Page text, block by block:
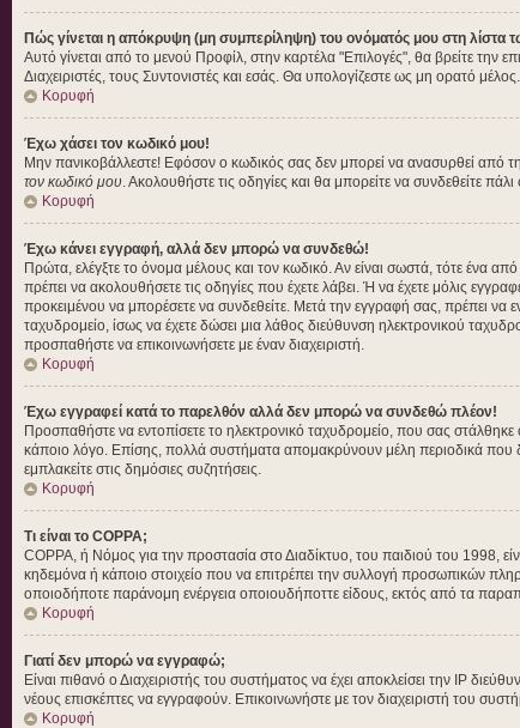
Πώς γίνεται η απόκρυψη (μη συμπερίληψη) του ονόματός μου στη λίστα
Αυτό γίνεται από το μενού Προφίλ, στην καρτέλα "Επιλογές", θα βρείτε την
Διαχειριστές, τους Συντονιστές και εσάς. Θα υπολογίζεστε ως μη ορατό μέλος.
Κορυφή
Έχω χάσει τον κωδικό μου!
Μην πανικοβάλλεστε! Εφόσον ο κωδικός σας δεν μπορεί να ανασυρθεί από
τον κωδικό μου. Ακολουθήστε τις οδηγίες και θα μπορείτε να συνδεθείτε
Κορυφή
Έχω κάνει εγγραφή, αλλά δεν μπορώ να συνδεθώ!
Πρώτα, ελέγξτε το όνομα μέλους και τον κωδικό. Αν είναι σωστά, τότε ένα
πρέπει να ακολουθήσετε τις οδηγίες που έχετε λάβει. Ή να έχετε μόλις
προκειμένου να μπορέσετε να συνδεθείτε. Μετά την εγγραφή σας, πρέπει να
ταχυδρομείο, ίσως να έχετε δώσει μια λάθος διεύθυνση ηλεκτρονικού
προσπαθήστε να επικοινωνήσετε με έναν διαχειριστή.
Κορυφή
Έχω εγγραφεί κατά το παρελθόν αλλά δεν μπορώ να συνδεθώ πλέον!
Προσπαθήστε να εντοπίσετε το ηλεκτρονικό ταχυδρομείο, που σας
κάποιο λόγο. Επίσης, πολλά συστήματα απομακρύνουν μέλη περιοδικά που
εμπλακείτε στις δημόσιες συζητήσεις.
Κορυφή
Τι είναι το COPPA;
COPPA, ή Νόμος για την προστασία στο Διαδίκτυο, του παιδιού του 1998,
κηδεμόνα ή κάποιο στοιχείο που να επιτρέπει την συλλογή προσωπικών
οποιοδήποτε παράνομη ενέργεια οποιουδήποττε είδους, εκτός από τα
Κορυφή
Γιατί δεν μπορώ να εγγραφώ;
Είναι πιθανό ο Διαχειριστής του συστήματος να έχει αποκλείσει την IP
νέους επισκέπτες να εγγραφούν. Επικοινωνήστε με τον διαχειριστή του
Κορυφή